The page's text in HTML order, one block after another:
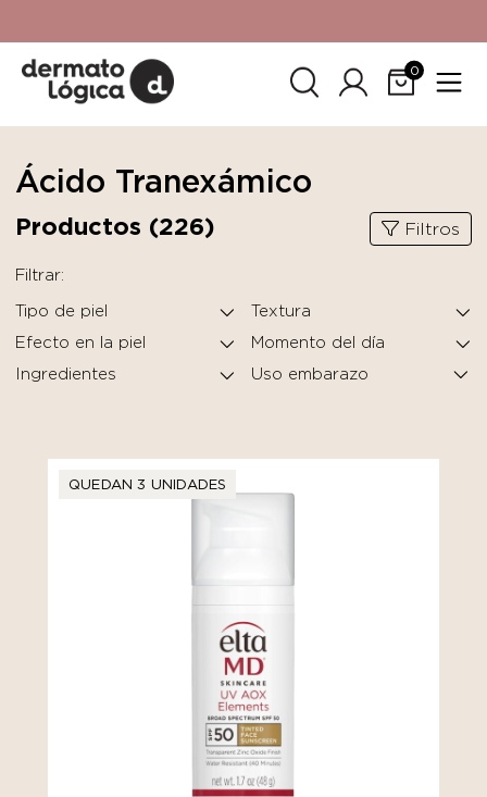
SkinCeuticals.
0
Ácido Tranexámico
Productos (226) Filtros
Filtrar:
Tipo de piel
Textura
Efecto en la piel
Momento del día
Ingredientes
QUEDAN 3 UNIDADES